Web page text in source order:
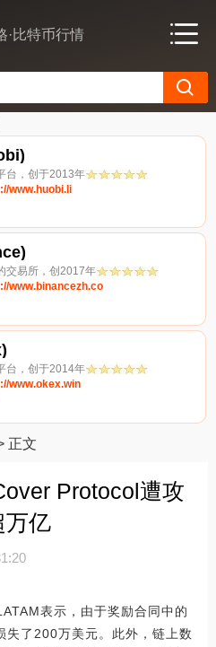
·比特币行情
台，创于2013年
www.huobi.li
交易所，创2017年
www.binancezh.co
台，创于2014年
www.okex.win
正文
Protocol遭攻
万亿
表示，由于奖励合同中的
了200万美元。此外，链上数